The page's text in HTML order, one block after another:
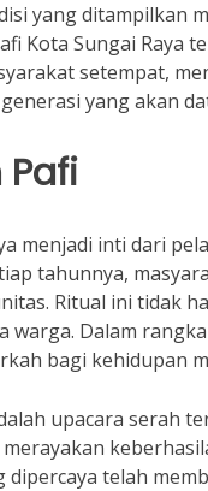
yang ditampilkan
Kota Sungai
setempat,
yang akan
menjadi inti dari
tahunnya,
Ritual ini tidak
Dalam
bagi kehidupan
upacara serah
telah